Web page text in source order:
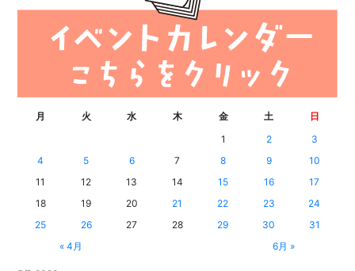
月 火 水 木 金 土
日
1
2
3
4
5 6 7 8 9
10
11
12 13 14 15 16
17
18
19 20 21 22 23
24
25
26 27 28 29 30
31
« 4月
6月 »